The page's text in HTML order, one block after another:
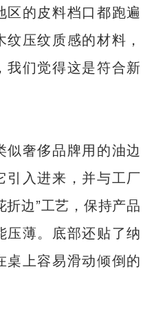
区的皮料档口都跑遍
压纹质感的材料，
我们觉得这是符合新
奢侈品牌用的油边
引入进来，并与工厂
边”工艺，保持产品
压薄。底部还贴了纳
桌上容易滑动倾倒的